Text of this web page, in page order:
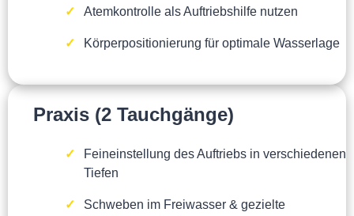
Atemkontrolle als Auftriebshilfe nutzen
Körperpositionierung für optimale Wasserlage
Praxis (2 Tauchgänge)
Feineinstellung des Auftriebs in verschiedenen
Tiefen
Schweben im Freiwasser & gezielte